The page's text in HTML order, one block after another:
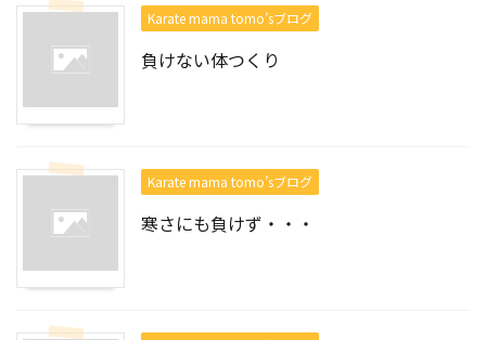
Karate mama tomo’sブログ
負けない体つくり
Karate mama tomo’sブログ
寒さにも負けず・・・